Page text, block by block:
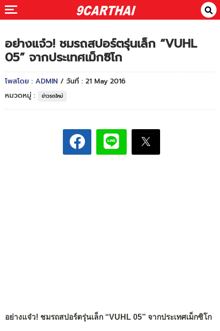
อย่างแจ๋ว! ชมรถสปอร์ตรุ่นเล็ก “VUHL
05” จากประเทศเม็กซิโก
โพสโดย : ADMIN / วันที่ : 21 May 2016
หมวดหมู่ :
ข่าวรถใหม่
อย่างแจ๋ว! ชมรถสปอร์ตรุ่นเล็ก “VUHL 05” จากประเทศเม็กซิโก